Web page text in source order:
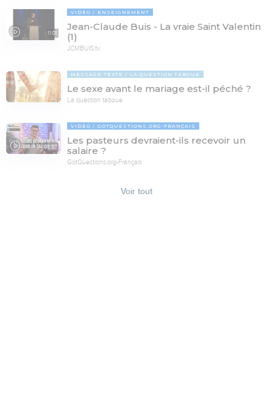
11:01
VIDÉO ENSEIGNEMENT
Jean-Claude Buis - La vraie Saint Valentin
(1)
JCMBUIS.tv
MESSAGE TEXTE LA QUESTION TABOUE
Le sexe avant le mariage est-il péché ?
La question taboue
03:57
VIDÉO GOTQUESTIONS.ORG-FRANÇAIS
Les pasteurs devraient-ils recevoir un
salaire ?
GotQuestions.org-Français
Voir tout